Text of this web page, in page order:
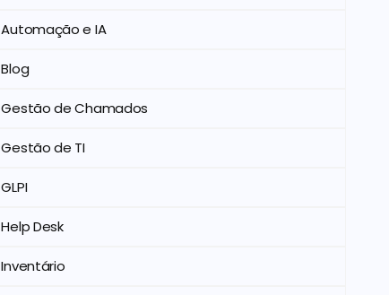
Automação e IA
Blog
Gestão de Chamados
Gestão de TI
GLPI
Help Desk
Inventário